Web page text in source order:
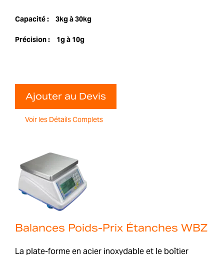
Capacité : 3kg à 30kg
Précision : 1g à 10g
Ajouter au Devis
Voir les Détails Complets
Balances Poids-Prix Étanches WBZ
La plate-forme en acier inoxydable et le boîtier